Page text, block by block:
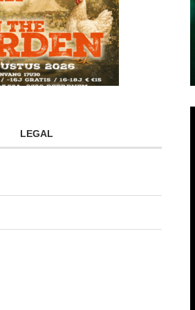
LEGAL